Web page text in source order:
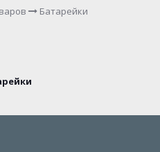
Батарейки